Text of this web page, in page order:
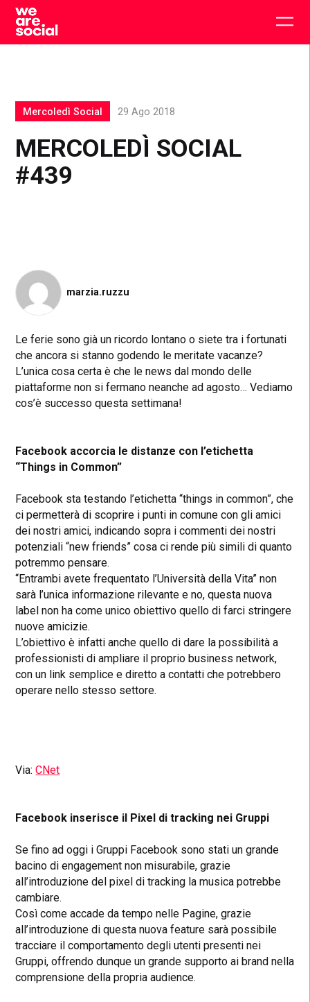
Skip
content
MERCOLEDÌ SOCIAL
#439
Mercoledì Social 29 Ago 2018
marzia.ruzzu
Le ferie sono già un ricordo lontano o siete tra i fortunati
che ancora si stanno godendo le meritate vacanze?
L’unica cosa certa è che le news dal mondo delle
piattaforme non si fermano neanche ad agosto… Vediamo
cos’è successo questa settimana!
Facebook accorcia le distanze con l’etichetta
“Things in Common”
Facebook sta testando l’etichetta “things in common”, che
ci permetterà di scoprire i punti in comune con gli amici
dei nostri amici, indicando sopra i commenti dei nostri
potenziali “new friends” cosa ci rende più simili di quanto
potremmo pensare.
“Entrambi avete frequentato l’Università della Vita” non
sarà l’unica informazione rilevante e no, questa nuova
label non ha come unico obiettivo quello di farci stringere
nuove amicizie.
L’obiettivo è infatti anche quello di dare la possibilità a
professionisti di ampliare il proprio business network,
con un link semplice e diretto a contatti che potrebbero
operare nello stesso settore.
Via:CNet
Facebook inserisce il Pixel di tracking nei Gruppi
Se fino ad oggi i Gruppi Facebook sono stati un grande
bacino di engagement non misurabile, grazie
all’introduzione del pixel di tracking la musica potrebbe
cambiare.
Così come accade da tempo nelle Pagine, grazie
all’introduzione di questa nuova feature sarà possibile
tracciare il comportamento degli utenti presenti nei
Gruppi, offrendo dunque un grande supporto ai brand nella
comprensione della propria audience.